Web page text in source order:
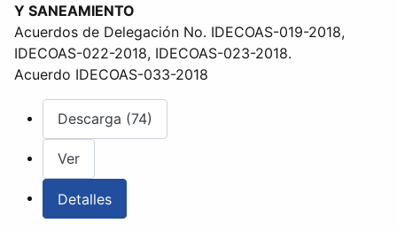
Y SANEAMIENTO
Acuerdos de Delegación No. IDECOAS-019-2018,
IDECOAS-022-2018, IDECOAS-023-2018.
Acuerdo IDECOAS-033-2018
Descarga (74)
Ver
Detalles